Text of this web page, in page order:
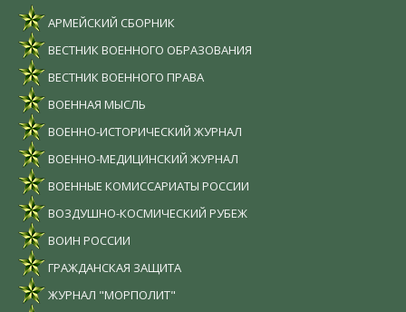
АРМЕЙСКИЙ СБОРНИК
ВЕСТНИК ВОЕННОГО ОБРАЗОВАНИЯ
ВЕСТНИК ВОЕННОГО ПРАВА
ВОЕННАЯ МЫСЛЬ
ВОЕННО-ИСТОРИЧЕСКИЙ ЖУРНАЛ
ВОЕННО-МЕДИЦИНСКИЙ ЖУРНАЛ
ВОЕННЫЕ КОМИССАРИАТЫ РОССИИ
ВОЗДУШНО-КОСМИЧЕСКИЙ РУБЕЖ
ВОИН РОССИИ
ГРАЖДАНСКАЯ ЗАЩИТА
ЖУРНАЛ "МОРПОЛИТ"